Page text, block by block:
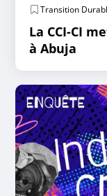
Transition
La CCI-CI
à Abuja